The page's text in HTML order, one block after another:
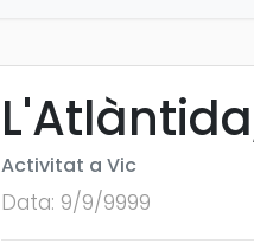
Activitat a Vic
Data: 9/9/9999